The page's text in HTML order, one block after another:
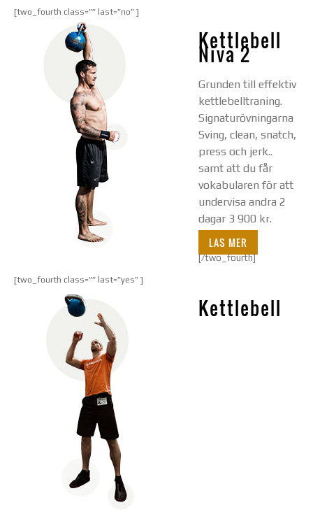
[two_fourth class=”” last=”no” ]
Kettlebell
Niva 2
Grunden till effektiv
kettlebelltraning.
Signaturövningarna
Sving, clean, snatch,
press och jerk..
samt att du får
vokabularen för att
undervisa andra 2
dagar 3 900 kr.
LAS MER
[/two_fourth]
[two_fourth class=”” last=”yes” ]
Kettlebell